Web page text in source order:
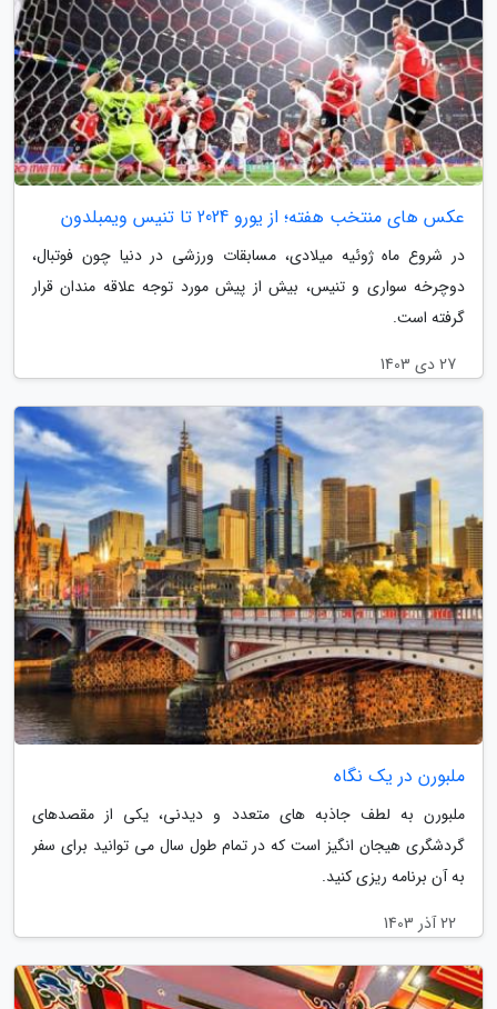
عکس های منتخب هفته؛ از یورو 2024 تا تنیس ویمبلدون
در شروع ماه ژوئیه میلادی، مسابقات ورزشی در دنیا چون فوتبال،
دوچرخه سواری و تنیس، بیش از پیش مورد توجه علاقه مندان قرار
گرفته است.
27 دی 1403
ملبورن در یک نگاه
ملبورن به لطف جاذبه های متعدد و دیدنی، یکی از مقصدهای
گردشگری هیجان انگیز است که در تمام طول سال می توانید برای سفر
به آن برنامه ریزی کنید.
22 آذر 1403